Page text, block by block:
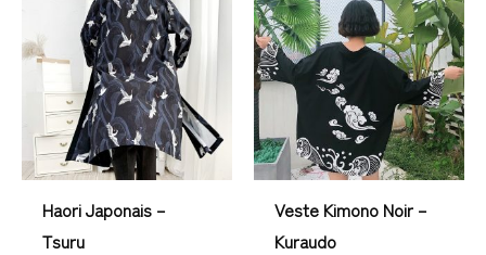
Haori Japonais –
Tsuru
Veste Kimono Noir –
Kuraudo